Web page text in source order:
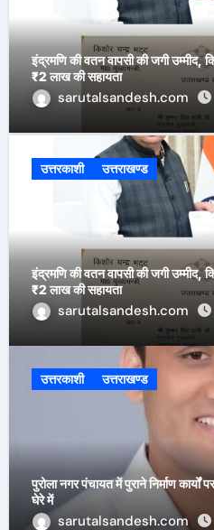
इंद्रमणि की वतन वापसी की जगी
₹2 लाख की सहायता
sarutalsandesh.com
उत्तरकाशी उत्तराखण्ड
इंद्रमणि की वतन वापसी की जगी
₹2 लाख की सहायता
sarutalsandesh.com
उत्तरकाशी उत्तराखण्ड
पुरोला नगर पंचायत में पुराने निर्माण
घेरे में
sarutalsandesh.com